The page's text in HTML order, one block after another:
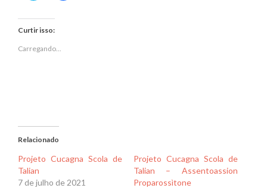
Twitter(abre
em
nova
Curtir isso:
Carregando...
Relacionado
Projeto Cucagna Scola de
Talian
7 de julho de 2021
Projeto Cucagna Scola de
Talian – Assentoassion
Proparossìtone